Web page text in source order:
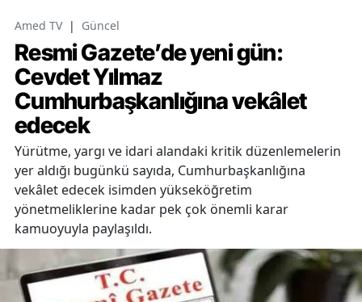
Amed TV | Güncel
Resmi Gazete’de yeni gün:
Cevdet Yılmaz
Cumhurbaşkanlığına vekâlet
edecek
Yürütme, yargı ve idari alandaki kritik düzenlemelerin
yer aldığı bugünkü sayıda, Cumhurbaşkanlığına
vekâlet edecek isimden yükseköğretim
yönetmeliklerine kadar pek çok önemli karar
kamuoyuyla paylaşıldı.